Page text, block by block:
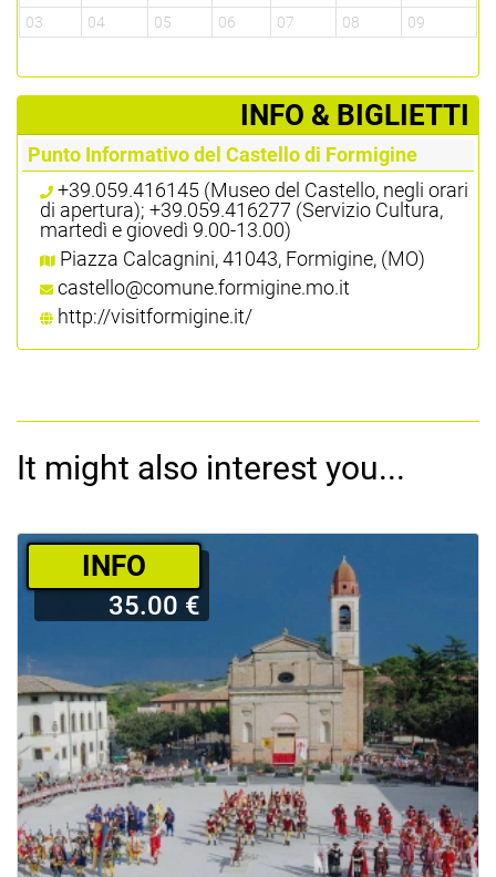
03
04 05 06 07 08 09
­INFO & BIGLIETTI
Punto Informativo del Castello di Formigine
+39.059.416145 (Museo del Castello, negli orari
di apertura); +39.059.416277 (Servizio Cultura,
martedì e giovedì 9.00-13.00)
Piazza Calcagnini, 41043, Formigine, (MO)
castello@comune.formigine.mo.it
http://visitformigine.it/
It might also interest you...
­INFO
35.00 €